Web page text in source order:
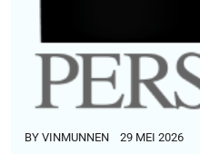
BY VINMUNNEN 29 MEI 2026